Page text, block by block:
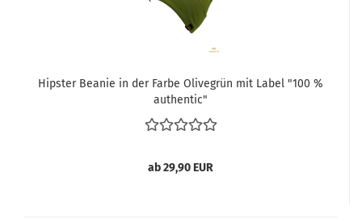
Hipster Beanie in der Farbe Olivegrün mit Label "100 %
authentic"
ab 29,90 EUR